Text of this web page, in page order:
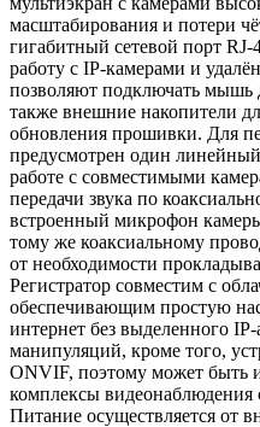
масштабирования и потери
гигабитный сетевой порт
работу с IP-камерами и
позволяют подключать мышь
также внешние накопители
обновления прошивки. Для
предусмотрен один
работе с совместимыми
передачи звука по
встроенный микрофон
тому же коаксиальному
от необходимости
Регистратор совместим с
обеспечивающим простую
интернет без выделенного
манипуляций, кроме того,
ONVIF, поэтому может быть
комплексы видеонаблюдения
Питание осуществляется от